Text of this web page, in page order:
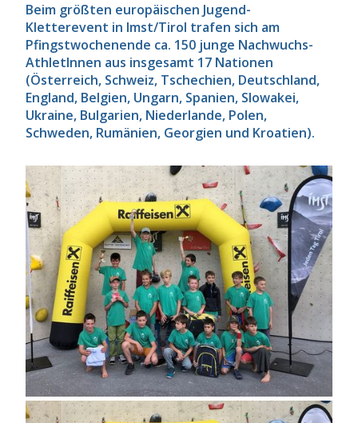
Beim größten europäischen Jugend-
Kletterevent in Imst/Tirol trafen sich am
Pfingstwochenende ca. 150 junge Nachwuchs-
AthletInnen aus insgesamt 17 Nationen
(Österreich, Schweiz, Tschechien, Deutschland,
England, Belgien, Ungarn, Spanien, Slowakei,
Ukraine, Bulgarien, Niederlande, Polen,
Schweden, Rumänien, Georgien und Kroatien).